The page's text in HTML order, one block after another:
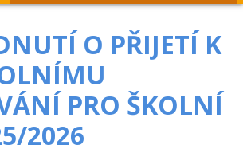
O PŘIJETÍ K
PRO ŠKOLNÍ
2026